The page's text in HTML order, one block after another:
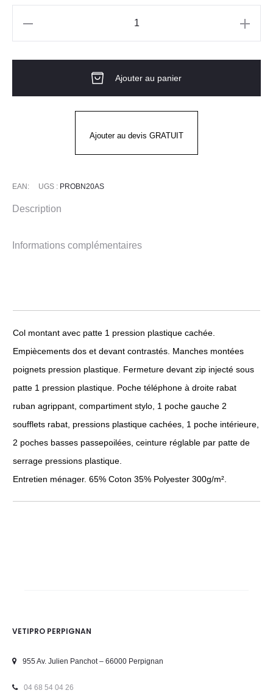
travail
Ajouter au panier
Ajouter au devis GRATUIT
EAN: UGS : PROBN20AS
Description
Informations complémentaires
Col montant avec patte 1 pression plastique cachée.
Empiècements dos et devant contrastés. Manches montées
poignets pression plastique. Fermeture devant zip injecté sous
patte 1 pression plastique. Poche téléphone à droite rabat
ruban agrippant, compartiment stylo, 1 poche gauche 2
soufflets rabat, pressions plastique cachées, 1 poche intérieure,
2 poches basses passepoilées, ceinture réglable par patte de
serrage pressions plastique.
Entretien ménager. 65% Coton 35% Polyester 300g/m².
VETIPRO PERPIGNAN
955 Av. Julien Panchot – 66000 Perpignan
04 68 54 04 26